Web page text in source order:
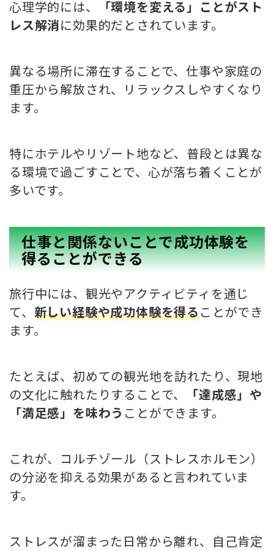
心理学的には、
「環境を変える」ことがスト
レス解消に効果的だとされています。
異なる場所に滞在することで、仕事や家庭の
重圧から解放され、リラックスしやすくなり
ます。
特にホテルやリゾート地など、普段とは異な
る環境で過ごすことで、心が落ち着くことが
多いです。
仕事と関係ないことで成功体験を
得ることができる
旅行中には、観光やアクティビティを通じ
て、 新しい経験や成功体験を得ることができ
ます。
たとえば、初めての観光地を訪れたり、現地
の文化に触れたりすることで、
「達成感」や
「満足感」を味わう ことができます。
これが、コルチゾール（ストレスホルモン）
の分泌を抑える効果があると言われていま
す。
ストレスが溜まった日常から離れ、自己肯定